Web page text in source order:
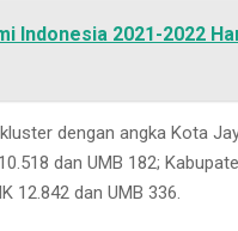
Indonesia 2021-2022
dengan angka Kota
dan UMB 182;
12.842 dan UMB 336.